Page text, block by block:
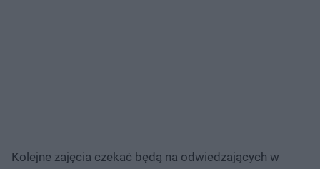
Kolejne zajęcia czekać będą na odwiedzających w